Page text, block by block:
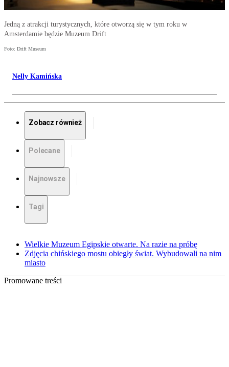
Jedną z atrakcji turystycznych, które otworzą się w tym roku w
Amsterdamie będzie Muzeum Drift
Foto: Drift Museum
Nelly Kamińska
Zobacz również
Polecane
Najnowsze
Tagi
Wielkie Muzeum Egipskie otwarte. Na razie na próbę
Zdjęcia chińskiego mostu obiegły świat. Wybudowali na nim
miasto
Promowane treści